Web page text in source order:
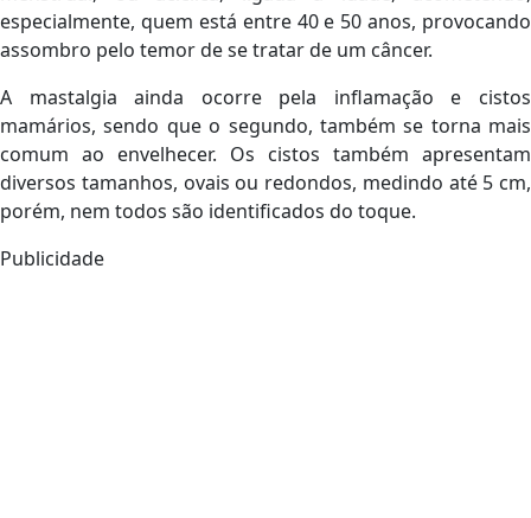
especialmente, quem está entre 40 e 50 anos, provocando
assombro pelo temor de se tratar de um câncer.
A mastalgia ainda ocorre pela inflamação e cistos
mamários, sendo que o segundo, também se torna mais
comum ao envelhecer. Os cistos também apresentam
diversos tamanhos, ovais ou redondos, medindo até 5 cm,
porém, nem todos são identificados do toque.
Publicidade